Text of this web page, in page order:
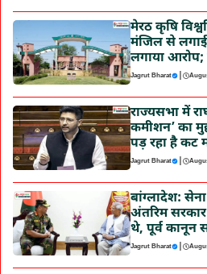
मेरठ कृषि
मंजिल से लगाई
लगाया आरोप;
Jagrut Bharat |
राज्यसभा में
कमीशन’ का
पड़ रहा है कट
Jagrut Bharat |
बांग्लादेश:
अंतरिम
थे, पूर्व कानून
Jagrut Bharat |